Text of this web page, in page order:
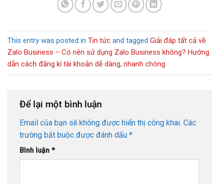
This entry was posted in Tin tức and tagged Giải đáp tất cả về
Zalo Business – Có nên sử dụng Zalo Business không? Hướng
dẫn cách đăng kí tài khoản dễ dàng, nhanh chóng.
Để lại một bình luận
Email của bạn sẽ không được hiển thị công khai. Các
trường bắt buộc được đánh dấu *
Bình luận *